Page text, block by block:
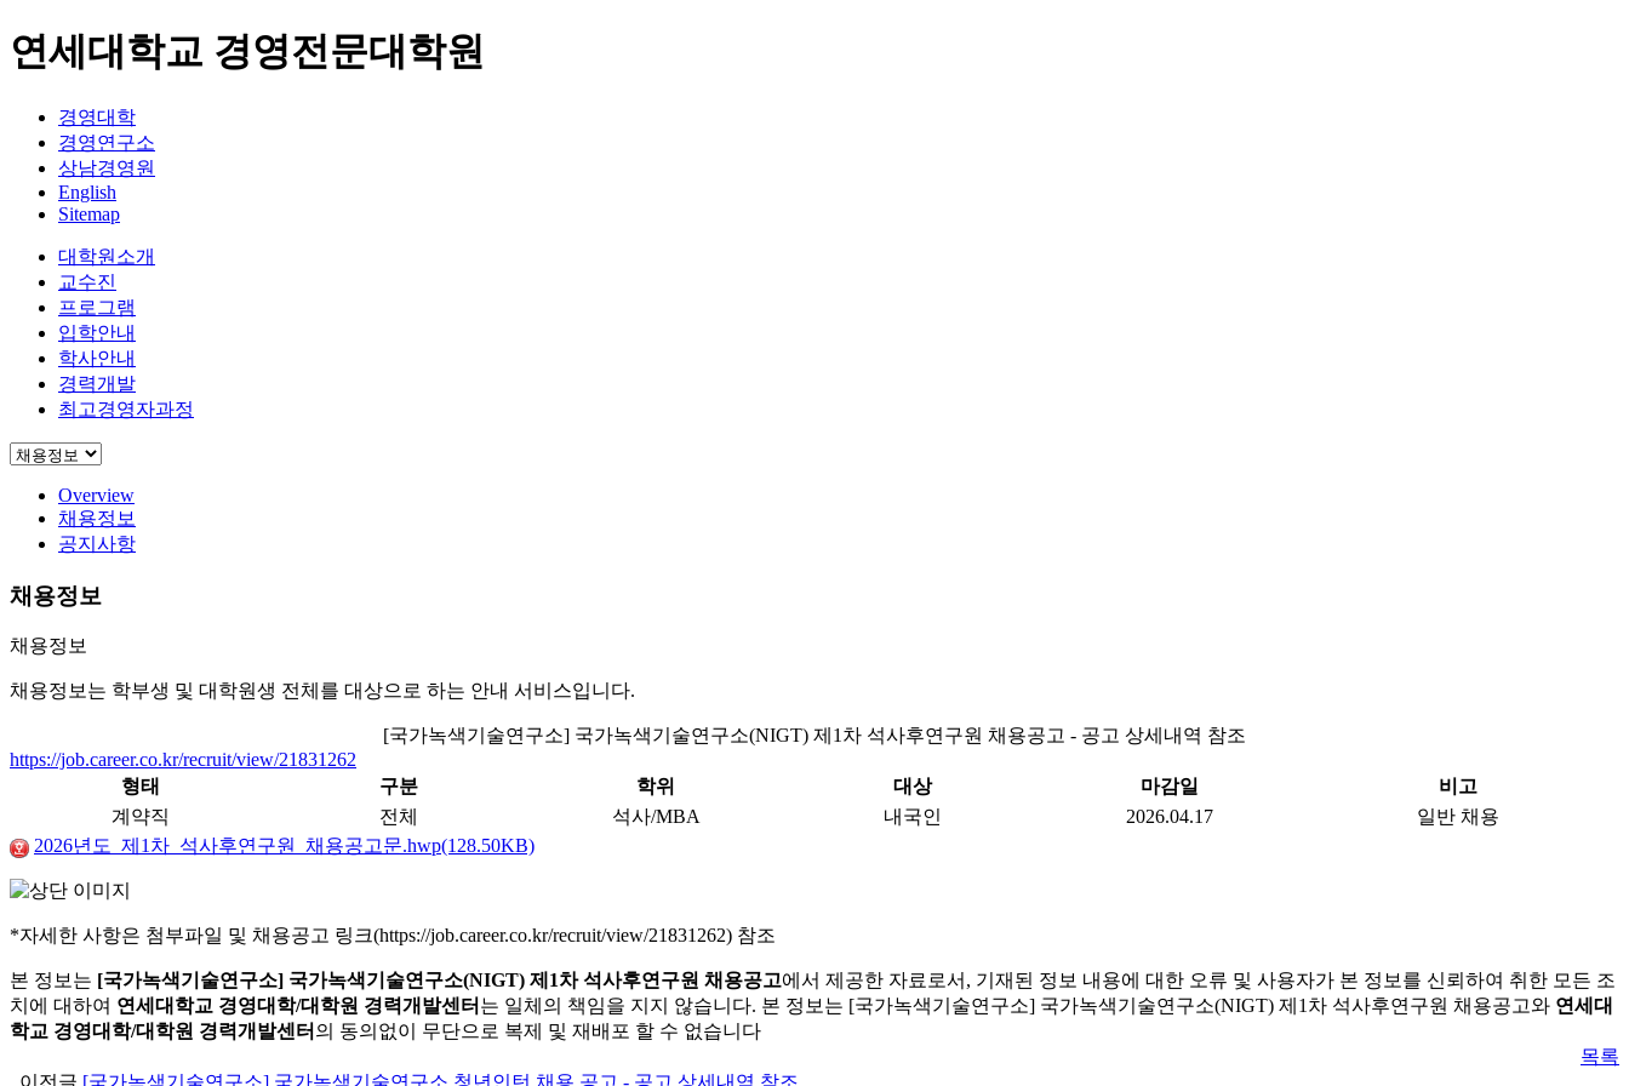
연세대학교 경영전문대학원
경영대학
경영연구소
상남경영원
English
Sitemap
대학원소개
교수진
프로그램
입학안내
학사안내
경력개발
최고경영자과정
Overview
채용정보
공지사항
채용정보
채용정보
채용정보는 학부생 및 대학원생 전체를 대상으로 하는 안내 서비스입니다.
[국가녹색기술연구소] 국가녹색기술연구소(NIGT) 제1차 석사후연구원 채용공고 - 공고 상세내역 참조
https://job.career.co.kr/recruit/view/21831262
형태
구분 학위 대상 마감일
비고
계약직
전체 석사/MBA 내국인 2026.04.17
일반 채용
2026년도_제1차_석사후연구원_채용공고문.hwp(128.50KB)
*자세한 사항은 첨부파일 및 채용공고 링크(https://job.career.co.kr/recruit/view/21831262) 참조
본 정보는 [국가녹색기술연구소] 국가녹색기술연구소(NIGT) 제1차 석사후연구원 채용공고에서 제공한 자료로서, 기재된 정보 내용에 대한 오류 및 사용자가 본 정보를 신뢰하여 취한 모든 조
치에 대하여 연세대학교 경영대학/대학원 경력개발센터 는 일체의 책임을 지지 않습니다. 본 정보는 [국가녹색기술연구소] 국가녹색기술연구소(NIGT) 제1차 석사후연구원 채용공고와 연세대
학교 경영대학/대학원 경력개발센터 의 동의없이 무단으로 복제 및 재배포 할 수 없습니다
목록